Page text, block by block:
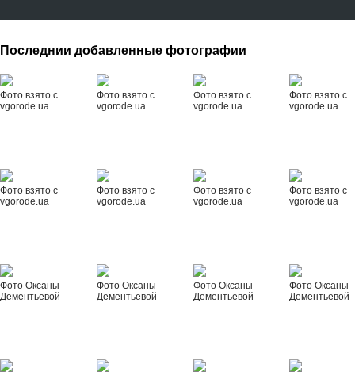
Последнии добавленные фотографии
Фото взято с
vgorode.ua
Фото взято с
vgorode.ua
Фото взято с
vgorode.ua
Фото взято с
vgorode.ua
Фото взято с
vgorode.ua
Фото взято с
vgorode.ua
Фото взято с
vgorode.ua
Фото взято с
vgorode.ua
Фото Оксаны
Дементьевой
Фото Оксаны
Дементьевой
Фото Оксаны
Дементьевой
Фото Оксаны
Дементьевой